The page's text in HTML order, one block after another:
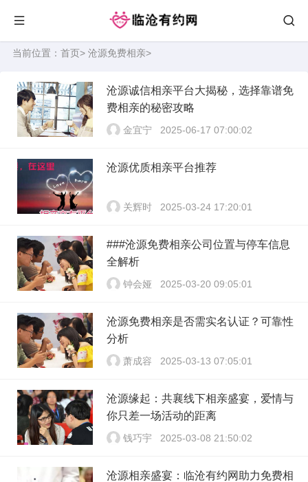
当前位置： 首页> 沧源免费相亲>
沧源诚信相亲平台大揭秘，选择靠谱免
费相亲的秘密攻略
金宜宁 2025-06-17 07:00:02
沧源优质相亲平台推荐
关辉时 2025-03-24 17:20:01
###沧源免费相亲公司位置与停车信息
全解析
钟会娅 2025-03-20 09:05:01
沧源免费相亲是否需实名认证？可靠性
分析
萧成容 2025-03-13 07:05:01
沧源缘起：共襄线下相亲盛宴，爱情与
你只差一场活动的距离
钱巧宇 2025-03-08 21:50:02
沧源相亲盛宴：临沧有约网助力免费相